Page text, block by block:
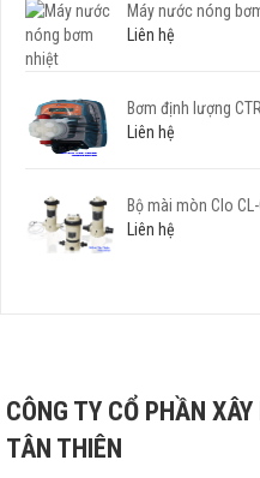
Máy nước nóng
Liên hệ
Bơm định lượng
Liên hệ
Bộ mài mòn Clo CL-
Liên hệ
CÔNG TY CỔ PHẦN
TÂN THIÊN